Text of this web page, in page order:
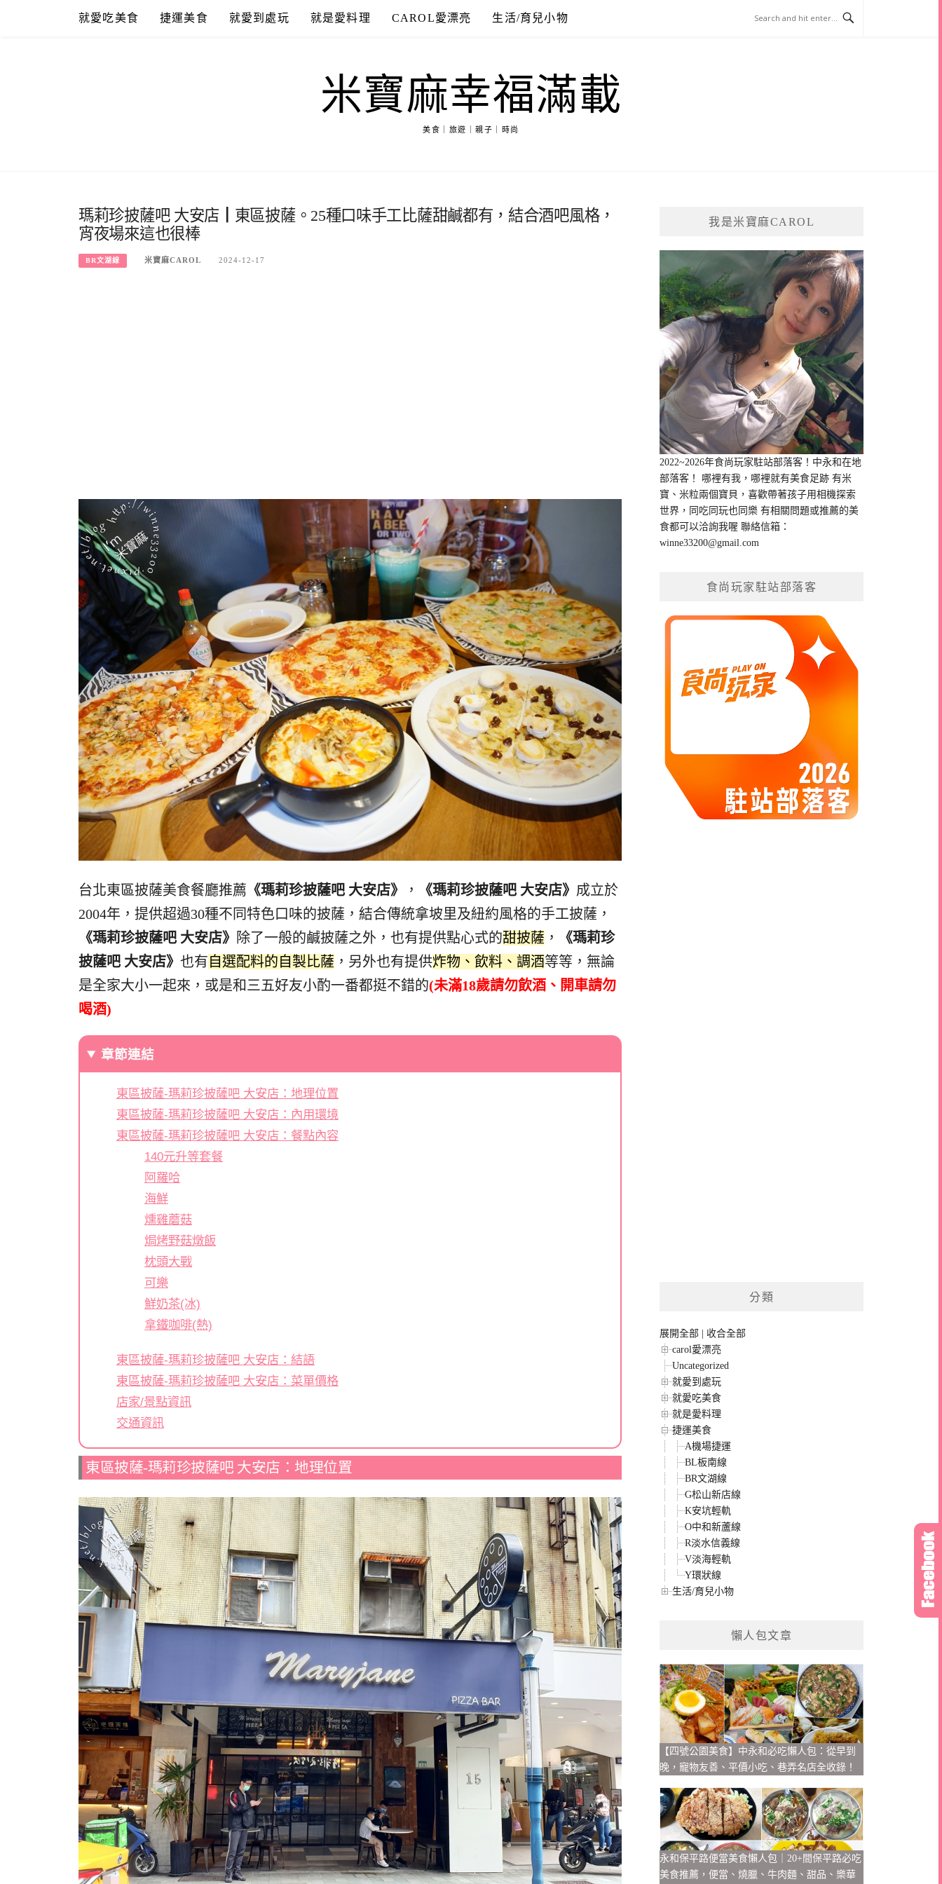
就愛吃美食 捷運美食 就愛到處玩 就是愛料理 CAROL愛漂亮 生活/育兒小物
米寶麻幸福滿載
美食｜旅遊｜親子｜時尚
瑪莉珍披薩吧 大安店┃東區披薩。25種口味手工比薩甜鹹都有，結合酒吧風格，
宵夜場來這也很棒
BR文湖線 米寶麻CAROL 2024-12-17
台北東區披薩美食餐廳推薦 《瑪莉珍披薩吧 大安店》 ， 《瑪莉珍披薩吧 大安店》 成立於
2004年，提供超過30種不同特色口味的披薩，結合傳統拿坡里及紐約風格的手工披薩，
《瑪莉珍披薩吧 大安店》 除了一般的鹹披薩之外，也有提供點心式的甜披薩 ，
《瑪莉珍
披薩吧 大安店》 也有自選配料的自製比薩 ，另外也有提供炸物、飲料、調酒等等，無論
是全家大小一起來，或是和三五好友小酌一番都挺不錯的(未滿18歲請勿飲酒、開車請勿
喝酒)
章節連結
東區披薩-瑪莉珍披薩吧 大安店：地理位置
東區披薩-瑪莉珍披薩吧 大安店：內用環境
東區披薩-瑪莉珍披薩吧 大安店：餐點內容
140元升等套餐
阿羅哈
海鮮
燻雞蘑菇
焗烤野菇燉飯
枕頭大戰
可樂
鮮奶茶(冰)
拿鐵咖啡(熱)
東區披薩-瑪莉珍披薩吧 大安店：結語
東區披薩-瑪莉珍披薩吧 大安店：菜單價格
店家/景點資訊
交通資訊
東區披薩-瑪莉珍披薩吧 大安店：地理位置
我是米寶麻CAROL
2022~2026年食尚玩家駐站部落客！中永和在地
部落客！ 哪裡有我，哪裡就有美食足跡 有米
寶、米粒兩個寶貝，喜歡帶著孩子用相機探索
世界，同吃同玩也同樂 有相關問題或推薦的美
食都可以洽詢我喔 聯絡信箱：
winne33200@gmail.com
食尚玩家駐站部落客
分類
展開全部 | 收合全部
carol愛漂亮
Uncategorized
就愛到處玩
就愛吃美食
就是愛料理
捷運美食
A機場捷運
BL板南線
BR文湖線
G松山新店線
K安坑輕軌
O中和新蘆線
R淡水信義線
V淡海輕軌
Y環狀線
生活/育兒小物
懶人包文章
【四號公園美食】中永和必吃懶人包：從早到
晚，寵物友善、平價小吃、巷弄名店全收錄！
永和保平路便當美食懶人包｜20+間保平路必吃
美食推薦，便當、燒臘、牛肉麵、甜品、樂華